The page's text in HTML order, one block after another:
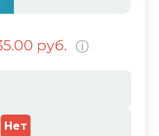
руб. ⓘ
Нет